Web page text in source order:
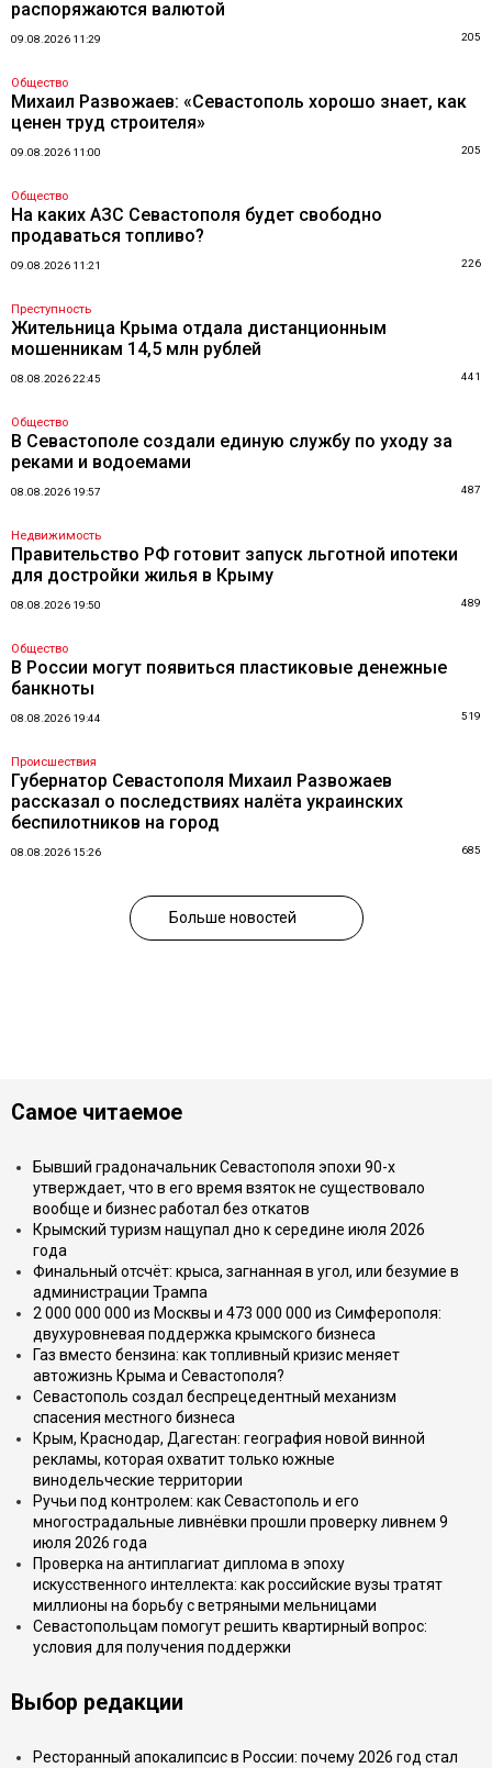
распоряжаются валютой
09.08.2026 11:29 205
Общество
Михаил Развожаев: «Севастополь хорошо знает, как
ценен труд строителя»
09.08.2026 11:00 205
Общество
На каких АЗС Севастополя будет свободно
продаваться топливо?
09.08.2026 11:21 226
Преступность
Жительница Крыма отдала дистанционным
мошенникам 14,5 млн рублей
08.08.2026 22:45 441
Общество
В Севастополе создали единую службу по уходу за
реками и водоемами
08.08.2026 19:57 487
Недвижимость
Правительство РФ готовит запуск льготной ипотеки
для достройки жилья в Крыму
08.08.2026 19:50 489
Общество
В России могут появиться пластиковые денежные
банкноты
08.08.2026 19:44 519
Происшествия
Губернатор Севастополя Михаил Развожаев
рассказал о последствиях налёта украинских
беспилотников на город
08.08.2026 15:26 685
Больше новостей
Самое читаемое
Бывший градоначальник Севастополя эпохи 90-х
утверждает, что в его время взяток не существовало
вообще и бизнес работал без откатов
Крымский туризм нащупал дно к середине июля 2026
года
Финальный отсчёт: крыса, загнанная в угол, или безумие в
администрации Трампа
2 000 000 000 из Москвы и 473 000 000 из Симферополя:
двухуровневая поддержка крымского бизнеса
Газ вместо бензина: как топливный кризис меняет
автожизнь Крыма и Севастополя?
Севастополь создал беспрецедентный механизм
спасения местного бизнеса
Крым, Краснодар, Дагестан: география новой винной
рекламы, которая охватит только южные
винодельческие территории
Ручьи под контролем: как Севастополь и его
многострадальные ливнёвки прошли проверку ливнем 9
июля 2026 года
Проверка на антиплагиат диплома в эпоху
искусственного интеллекта: как российские вузы тратят
миллионы на борьбу с ветряными мельницами
Севастопольцам помогут решить квартирный вопрос:
условия для получения поддержки
Выбор редакции
Ресторанный апокалипсис в России: почему 2026 год стал